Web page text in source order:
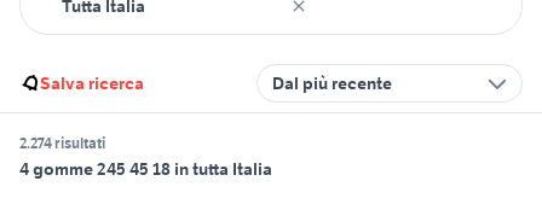
Salva ricerca Dal più recente
2.274 risultati
4 gomme 245 45 18 in tutta Italia